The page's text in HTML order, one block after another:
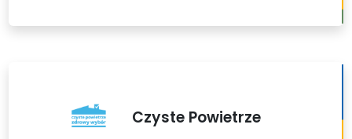
Czyste Powietrze